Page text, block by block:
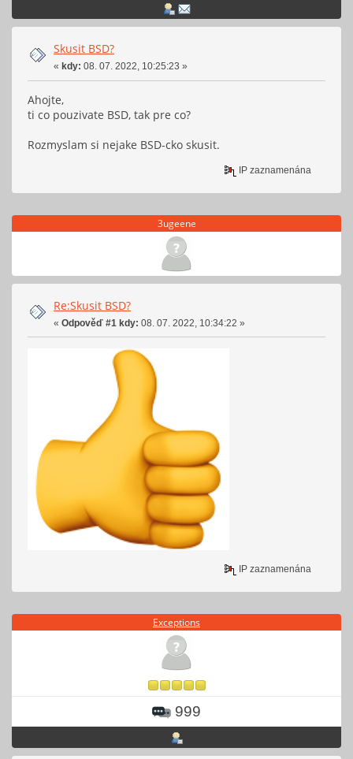
Skusit BSD?
« kdy: 08. 07. 2022, 10:25:23 »
Ahojte,
ti co pouzivate BSD, tak pre co?
Rozmyslam si nejake BSD-cko skusit.
IP zaznamenána
3ugeene
Re:Skusit BSD?
« Odpověď #1 kdy: 08. 07. 2022, 10:34:22 »
IP zaznamenána
Exceptions
999